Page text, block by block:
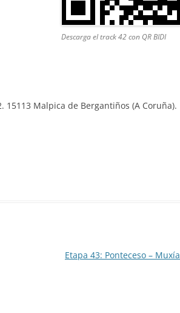
Descarga el track 42 con QR BIDI
15113 Malpica de Bergantiños (A Coruña).
Etapa 43: Ponteceso – Muxía